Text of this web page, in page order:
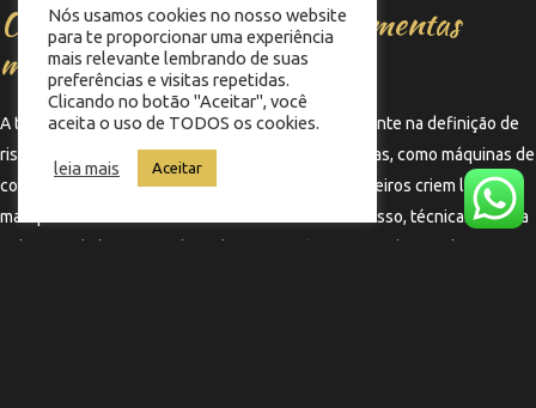
O impacto da tecnologia: ferramentas
modernas para definição
A tecnologia tem desempenhado um papel importante na definição de
riscos e desenhos no cabelo. Ferramentas modernas, como máquinas de
corte com guias específicas, permitem que os barbeiros criem linhas
mais precisas e desenhos mais elaborados. Além disso, técnicas como a
Nós usamos cookies no nosso website
para te proporcionar uma experiência
mais relevante lembrando de suas
preferências e visitas repetidas.
Clicando no botão "Aceitar", você
aceita o uso de TODOS os cookies.
leia mais Aceitar